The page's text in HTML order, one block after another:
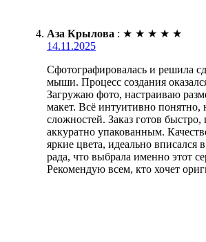
Аза Крылова : ★ ★ ★ ★ ★
14.11.2025
Сфотографировалась и решила
мыши. Процесс создания
Загружаю фото, настраиваю
макет. Всё интуитивно понятно,
сложностей. Заказ готов
аккуратно упакованным.
яркие цвета, идеально вписался
рада, что выбрала именно этот
Рекомендую всем, кто хочет